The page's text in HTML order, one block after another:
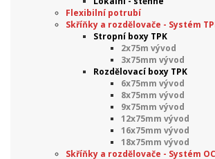
Flexibilní potrubí
Skříňky a rozdělovače - Systém
Stropní boxy TPK
2x75m vývod
3x75mm vývod
Rozdělovací boxy TPK
6x75mm vývod
8x75mm vývod
9x75mm vývod
12x75mm vývod
16x75mm vývod
18x75mm vývod
Skříňky a rozdělovače - Systém